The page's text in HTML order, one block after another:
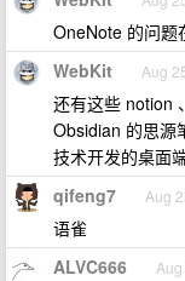
OneNote 的问题
WebKit Aug
还有这些 notion
Obsidian 的思源
技术开发的桌面
qifeng7 Aug
语雀
ALVC666